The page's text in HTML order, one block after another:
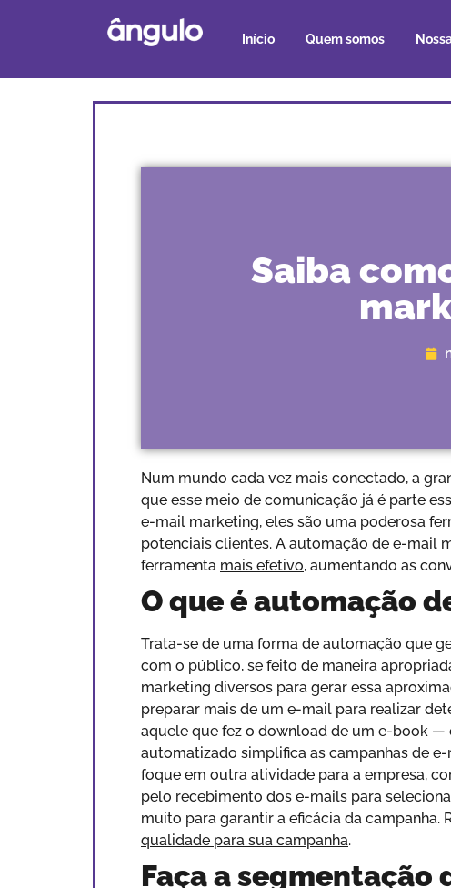
Início Quem somos
Saiba
Num mundo cada vez mais conectado, a
que esse meio de comunicação já é parte
e-mail marketing, eles são uma poderosa
potenciais clientes. A automação de e-mail
ferramenta mais efetivo, aumentando as
O que é automação
Trata-se de uma forma de automação que
com o público, se feito de maneira
marketing diversos para gerar essa
preparar mais de um e-mail para realizar
aquele que fez o download de um e-book —
automatizado simplifica as campanhas de
foque em outra atividade para a empresa,
pelo recebimento dos e-mails para
muito para garantir a eficácia da
qualidade para sua campanha.
Faça a segmentação